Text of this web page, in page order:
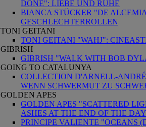
DONE": LIEBE UND RUHE
BIANCA STÜCKER "DE
GESCHLECHTERROLLEN
TONI GEITANI
TONI GEITANI "WAHJ":
GIBRISH
GIBRISH "WALK WITH BOB
GOING TO CATALUNYA
COLLECTION D'ARNELL-
WENN SCHWERMUT ZU
GOLDEN APES
GOLDEN APES "SCATTERED
ASHES AT THE END OF THE
PRINCIPE VALIENTE "OCEANS